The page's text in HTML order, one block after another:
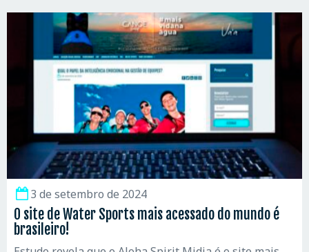
3 de setembro de 2024
O site de Water Sports mais acessado do mundo é
brasileiro!